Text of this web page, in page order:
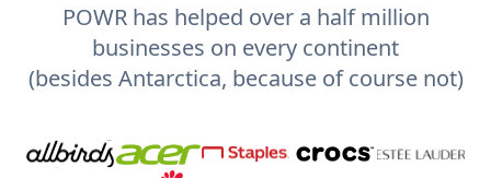
POWR has helped over a half million
businesses on every continent
(besides Antarctica, because of course not)